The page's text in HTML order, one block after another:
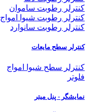
کنترلر رطوبت ساموان
کنترلر رطوبت شیوا امواج
کنترلر رطوبت سانوارد
کنترلر سطح مایعات
کنترلر سطح شیوا امواج
فلوتر
نمایشگر - پنل میتر